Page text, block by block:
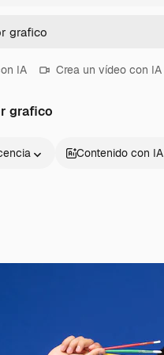
IA Crea un vídeo con IA
grafico
Contenido con IA